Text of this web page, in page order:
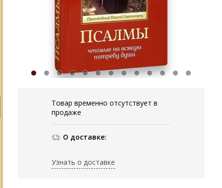
Товар временно отсутствует в
продаже
О доставке:
Узнать о доставке